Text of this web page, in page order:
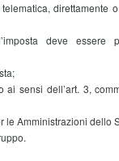
direttamente
deve essere
ai sensi dell’art. 3,
le Amministrazioni dello